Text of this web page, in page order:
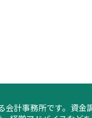
会計事務所です。資金